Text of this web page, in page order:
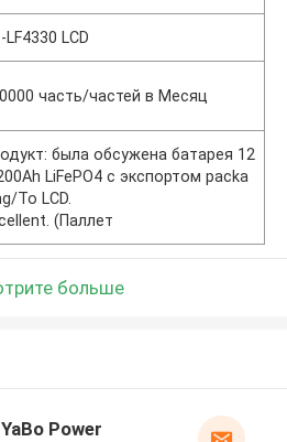
LF4330 LCD
часть/частей в Месяц
была обсужена батарея 12
LiFePO4 с экспортом packa
To LCD.
(Паллет
больше
Power